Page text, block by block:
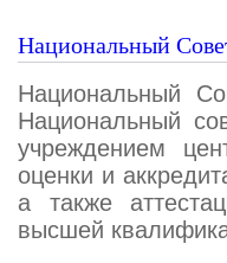
Национальный
Национальный
Национальный
учреждением
оценки и
а также
высшей